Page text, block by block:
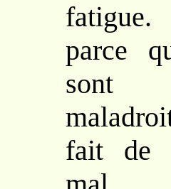
parce
fait